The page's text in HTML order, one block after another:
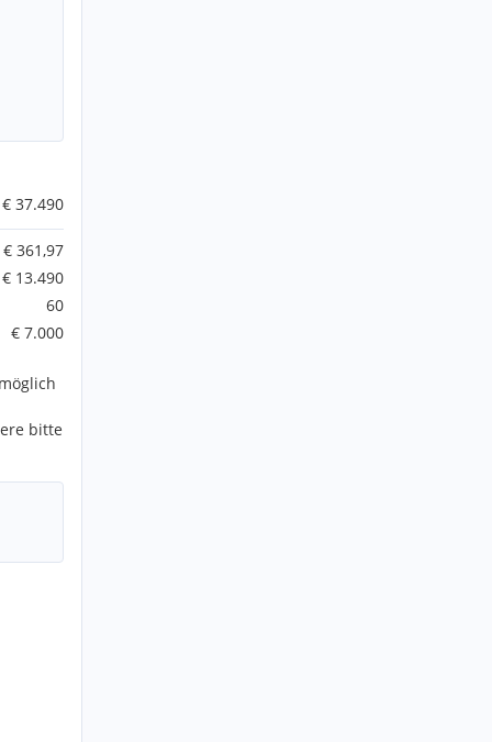
€ 37.490
€ 361,97
€ 13.490
60
€ 7.000
bitte